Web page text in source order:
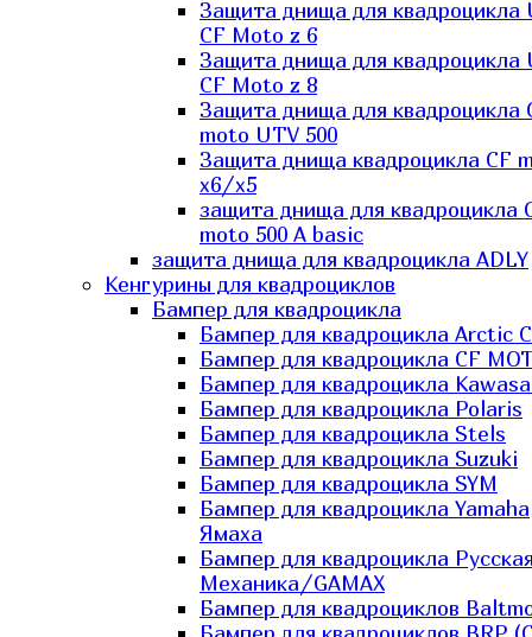
Защита днища для квадроцикла
CF Moto z 6
Защита днища для квадроцикла
CF Moto z 8
Защита днища для квадроцикла
moto UTV 500
Защита днища квадроцикла СF
x6/x5
защита днища для квадроцикла
moto 500 A basic
защита днища для квадроцикла ADLY
Кенгурины для квадроциклов
Бампер для квадроцикла
Бампер для квадроцикла Arctic
Бампер для квадроцикла CF
Бампер для квадроцикла
Бампер для квадроцикла Polaris
Бампер для квадроцикла Stels
Бампер для квадроцикла Suzuki
Бампер для квадроцикла SYM
Бампер для квадроцикла Yamaha
Ямаха
Бампер для квадроцикла
Механика/GAMAX
Бампер для квадроциклов